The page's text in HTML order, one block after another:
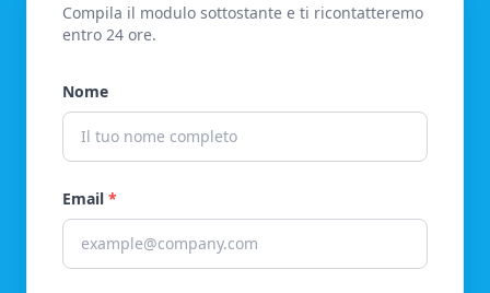
Compila il modulo sottostante e ti ricontatteremo
entro 24 ore.
Nome
Email *